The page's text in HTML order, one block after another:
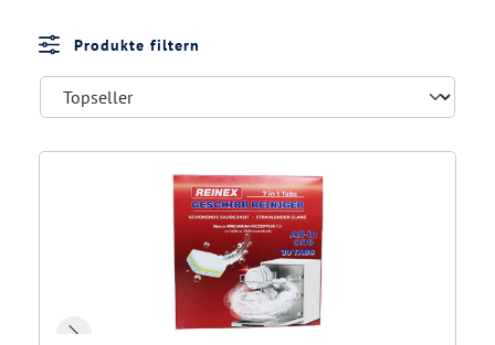
Produkte filtern